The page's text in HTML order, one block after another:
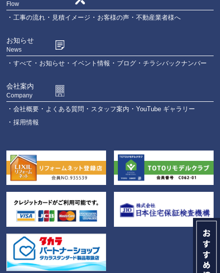
Flow
工事の流れ 見積イメージ お客様の声 不動産業者様へ
お知らせ
News
すべて お知らせ イベント情報 ブログ チラシバックナンバー
会社案内
Company
会社概要 よくある質問 スタッフ案内
YouTube ギャラリー
採用情報